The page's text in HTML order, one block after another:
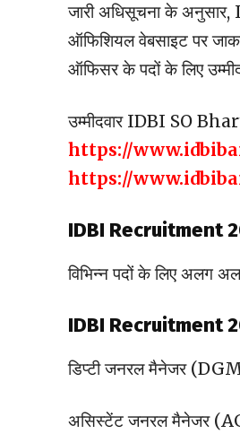
जारी अधिसूचना के
ऑफिशियल वेबसाइट पर
ऑफिसर के पदों के लिए
उम्मीदवार IDBI SO
https://
https://
IDBI Recruitment
विभिन्न पदों के लिए अलग
IDBI Recruitment
डिप्टी जनरल मैनेजर
असिस्टेंट जनरल मैनेजर